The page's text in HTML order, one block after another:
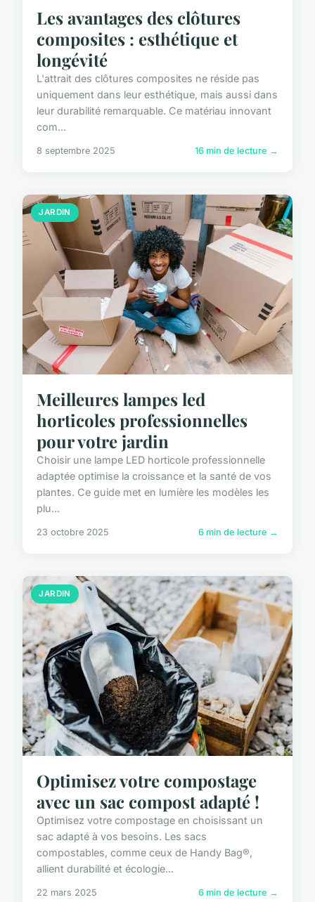
Les avantages des clôtures
composites : esthétique et
longévité
L'attrait des clôtures composites ne réside pas
uniquement dans leur esthétique, mais aussi dans
leur durabilité remarquable. Ce matériau innovant
com...
8 septembre 2025 16 min de lecture →
JARDIN
Meilleures lampes led
horticoles professionnelles
pour votre jardin
Choisir une lampe LED horticole professionnelle
adaptée optimise la croissance et la santé de vos
plantes. Ce guide met en lumière les modèles les
plu...
23 octobre 2025 6 min de lecture →
JARDIN
Optimisez votre compostage
avec un sac compost adapté !
Optimisez votre compostage en choisissant un
sac adapté à vos besoins. Les sacs
compostables, comme ceux de Handy Bag®,
allient durabilité et écologie...
22 mars 2025 6 min de lecture →